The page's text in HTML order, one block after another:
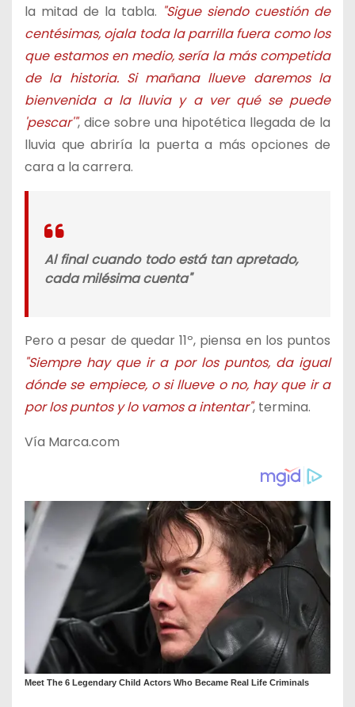
la mitad de la tabla. "Sigue siendo cuestión de
centésimas, ojala toda la parrilla fuera como los
que estamos en medio, sería la más competida
de la historia. Si mañana llueve daremos la
bienvenida a la lluvia y a ver qué se puede
'pescar'", dice sobre una hipotética llegada de la
lluvia que abriría la puerta a más opciones de
cara a la carrera.
Al final cuando todo está tan apretado,
cada milésima cuenta"
Pero a pesar de quedar 11º, piensa en los puntos
"Siempre hay que ir a por los puntos, da igual
dónde se empiece, o si llueve o no, hay que ir a
por los puntos y lo vamos a intentar", termina.
Vía Marca.com